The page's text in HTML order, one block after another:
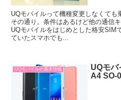
UQモバイルって機種変更しなくても
その通り。条件はあるけど他の通信
UQモバイルをはじめとした格安SIM
ていたスマホでも...
UQモバイルの基本情報
UQモ
A4 SO-